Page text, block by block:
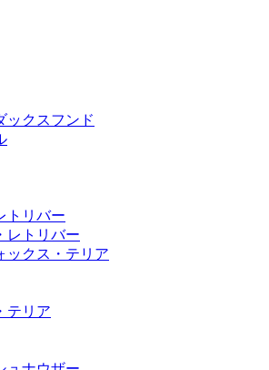
ックスフンド
トリバー
レトリバー
ックス・テリア
テリア